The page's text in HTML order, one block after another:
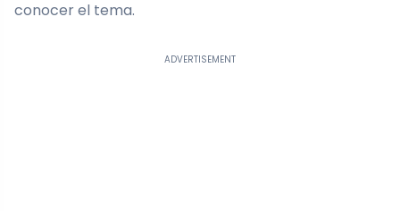
conocer el tema.
ADVERTISEMENT